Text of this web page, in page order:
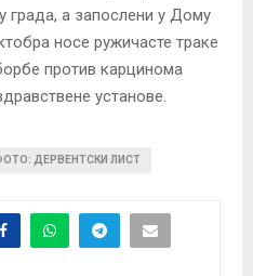
града, а запослени у Дому
носе ружичасте траке
против карцинома
установе.
ДЕРВЕНТСКИ ЛИСТ